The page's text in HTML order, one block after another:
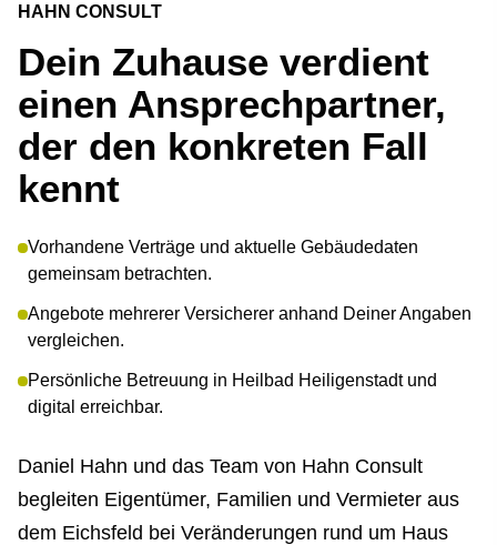
HAHN CONSULT
Dein Zuhause verdient
einen Ansprechpartner,
der den konkreten Fall
kennt
Vorhandene Verträge und aktuelle Gebäudedaten
gemeinsam betrachten.
Angebote mehrerer Versicherer anhand Deiner Angaben
ver­gleichen.
Persönliche Betreuung in Heilbad Heiligenstadt und
digital erreichbar.
Daniel Hahn und das Team von Hahn Consult
begleiten Eigentümer, Familien und Vermieter aus
dem Eichsfeld bei Veränderungen rund um Haus